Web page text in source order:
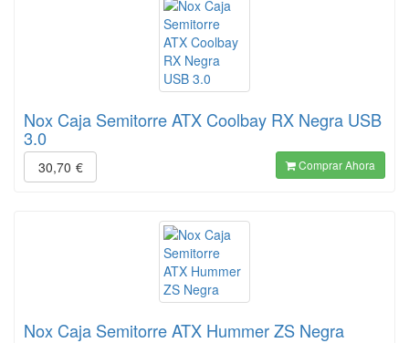
Nox Caja Semitorre ATX Coolbay RX Negra USB
3.0
30,70 € Comprar Ahora
Nox Caja Semitorre ATX Hummer ZS Negra